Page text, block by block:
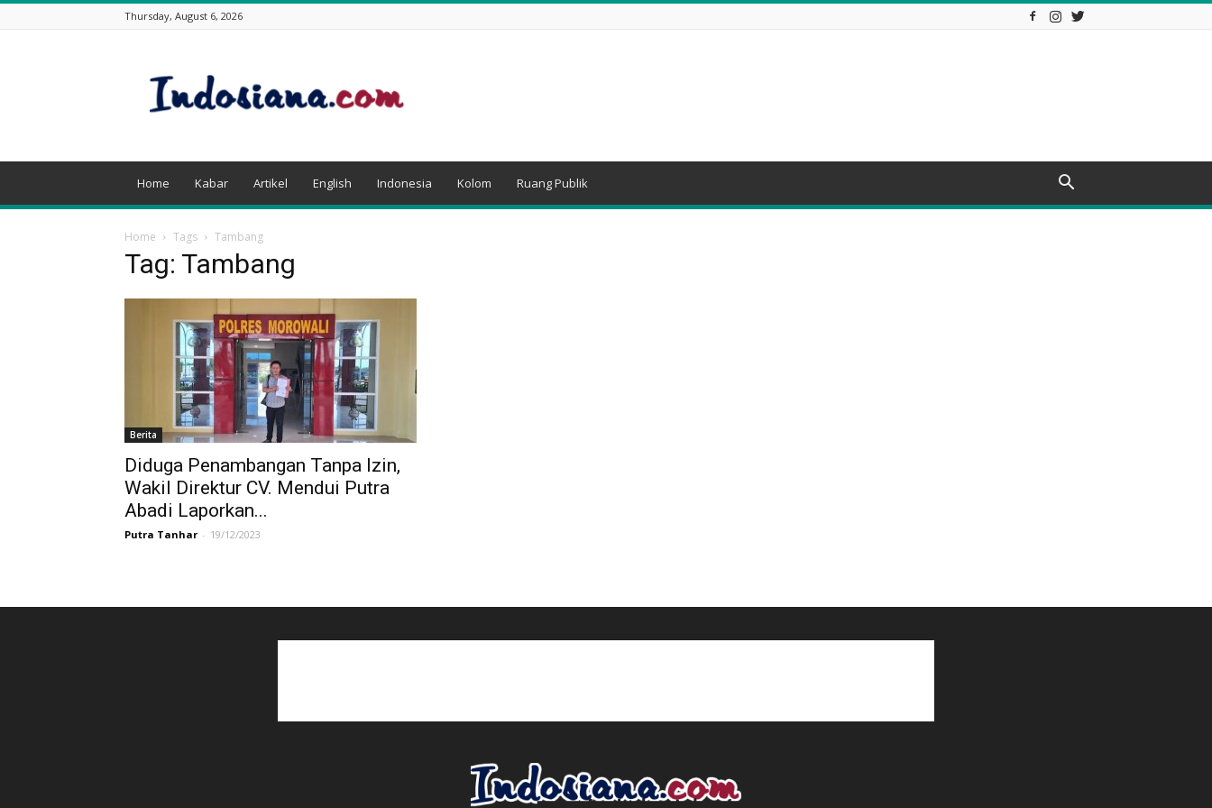
Thursday, August 6, 2026
Home Kabar Artikel English Indonesia Kolom Ruang Publik
Home Tags Tambang
Tag: Tambang
Berita
Diduga Penambangan Tanpa Izin,
Wakil Direktur CV. Mendui Putra
Abadi Laporkan...
Putra Tanhar - 19/12/2023